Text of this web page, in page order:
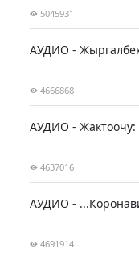
5045931
АУДИО -
4666868
АУДИО - Жактоочу:
4637016
АУДИО -
4691914